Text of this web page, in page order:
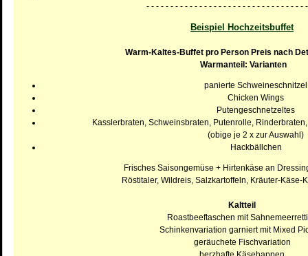
- - - - - - - - - - - - - - - - - - - - - - - - - - - - - - - - -
Beispiel Hochzeitsbuffet
Warm-Kaltes-Buffet pro Person Preis nach
Warmanteil: Varianten
panierte Schweineschnitzel
Chicken Wings
Putengeschnetzeltes
Kasslerbraten, Schweinsbraten, Putenrolle,
(obige je 2 x zur Auswahl)
Hackbällchen
Frisches Saisongemüse + Hirtenkäse an
Röstitaler, Wildreis, Salzkartoffeln, Kräuter-Käse-
Kaltteil
Roastbeeftaschen mit
Schinkenvariation garniert mit Mixed
geräuchete Fischvariation